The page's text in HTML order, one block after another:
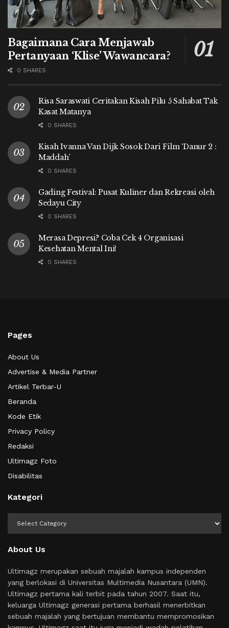
Bagaimana Cara Menjawab
Pertanyaan ‘Klise’ Wawancara?
0 SHARES
Risa Saraswati Ceritakan Kisah Pilu 5 Sahabat Tak
Kasat Matanya
0 SHARES
Kisah Ivanna Van Dijk Sosok Dari Film ‘Danur 2 :
Maddah’
0 SHARES
Gading Festival: Pusat Kuliner dan Rekreasi oleh
Sedayu City
0 SHARES
Merasa Depresi? Coba Cek 4 Organisasi
Kesehatan Mental Ini!
0 SHARES
Pages
About Us
Advertise & Media Partner
Artikel Terbar-U
Beranda
Kode Etik
Privacy Policy
Redaksi
Ultimagz Foto
Disabilitas
Kategori
About Us
Ultimagz merupakan sebuah majalah kampus independen
yang berlokasi di Universitas Multimedia Nusantara (UMN).
Ultimagz pertama kali terbit pada tahun 2007. Saat itu,
keluarga Ultimagz generasi pertama berhasil menerbitkan
sebuah majalah yang bertujuan membantu mempromosikan